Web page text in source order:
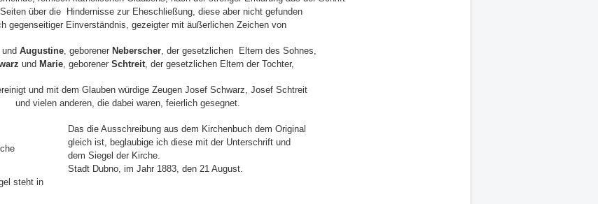
über die Hindernisse zur Eheschließung, diese aber nicht gefunden
gegenseitiger Einverständnis, gezeigter mit äußerlichen Zeichen von
und Augustine, geborener Neberscher, der gesetzlichen Eltern des Sohnes,
und Marie, geborener Schtreit, der gesetzlichen Eltern der Tochter,
und mit dem Glauben würdige Zeugen Josef Schwarz, Josef Schtreit
und vielen anderen, die dabei waren, feierlich gesegnet.
Das die Ausschreibung aus dem Kirchenbuch dem Original
gleich ist, beglaubige ich diese mit der Unterschrift und
dem Siegel der Kirche.
Stadt Dubno, im Jahr 1883, den 21 August.
steht in